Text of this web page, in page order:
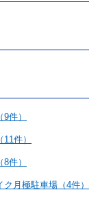
件）
件）
件）
月極駐車場（4件）